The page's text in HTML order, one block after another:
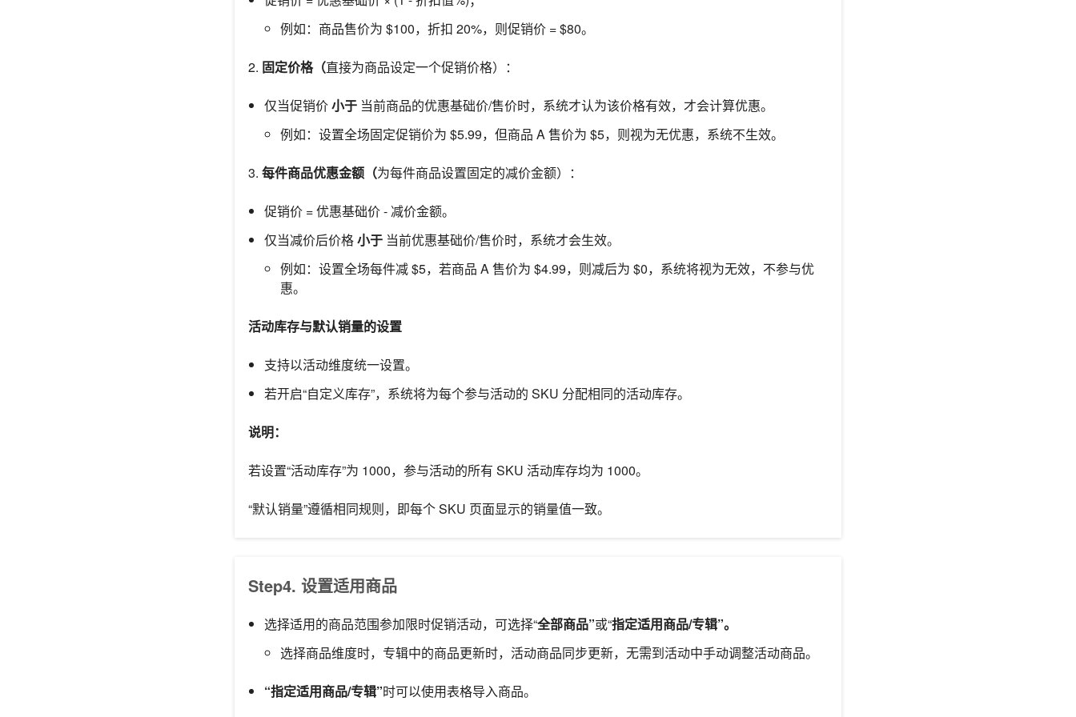
例如：商品售价为 $100，折扣 20%，则促销价 = $80。
2. 固定价格（直接为商品设定一个促销价格）：
仅当促销价小于当前商品的优惠基础价/售价时，系统才认为该价格有效，才会计算优惠。
例如：设置全场固定促销价为 $5.99，但商品 A 售价为 $5，则视为无优惠，系统不生效。
3. 每件商品优惠金额（为每件商品设置固定的减价金额）：
促销价 = 优惠基础价 - 减价金额。
仅当减价后价格小于当前优惠基础价/售价时，系统才会生效。
例如：设置全场每件减 $5，若商品 A 售价为 $4.99，则减后为 $0，系统将视为无效，不参与优
惠。
活动库存与默认销量的设置
支持以活动维度统一设置。
若开启“自定义库存”，系统将为每个参与活动的 SKU 分配相同的活动库存。
说明：
若设置“活动库存”为 1000，参与活动的所有 SKU 活动库存均为 1000。
“默认销量”遵循相同规则，即每个 SKU 页面显示的销量值一致。
Step4. 设置适用商品
选择适用的商品范围参加限时促销活动，可选择“全部商品”或“指定适用商品/专辑”。
选择商品维度时，专辑中的商品更新时，活动商品同步更新，无需到活动中手动调整活动商品。
“指定适用商品/专辑”时可以使用表格导入商品。